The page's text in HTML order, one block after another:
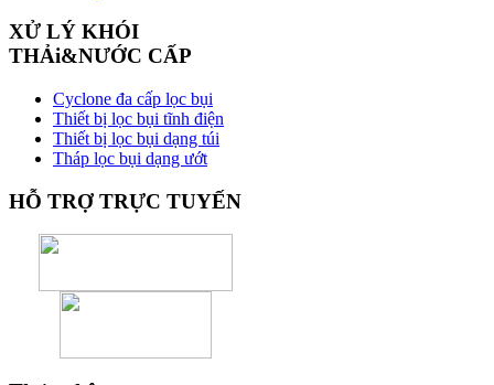
XỬ LÝ KHÓI
THẢi&NƯỚC CẤP
Cyclone đa cấp lọc bụi
Thiết bị lọc bụi tĩnh điện
Thiết bị lọc bụi dạng túi
Tháp lọc bụi dạng ướt
HỖ TRỢ TRỰC TUYẾN